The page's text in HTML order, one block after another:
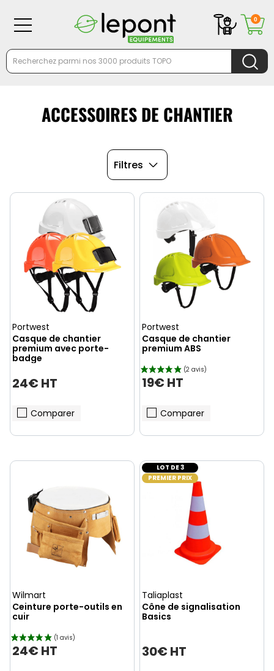
ACCESSOIRES DE CHANTIER
Filtres
Portwest
Casque de chantier
premium avec porte-
badge
24€ HT
Comparer
Portwest
Casque de chantier
premium ABS
19€ HT
Comparer
Wilmart
Ceinture porte-outils en
cuir
24€ HT
LOT DE 3
PREMIER PRIX
Taliaplast
Cône de signalisation
Basics
30€ HT
0